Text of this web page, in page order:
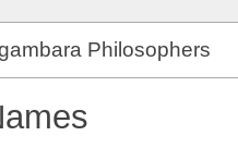
Philosophers